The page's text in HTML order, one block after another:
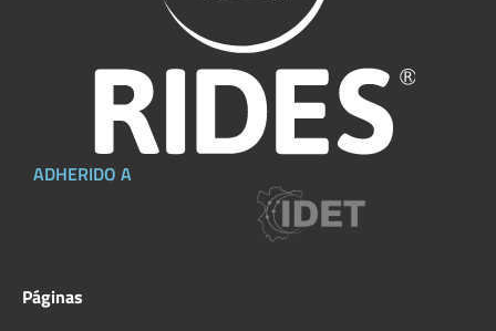
ADHERIDO A
Páginas